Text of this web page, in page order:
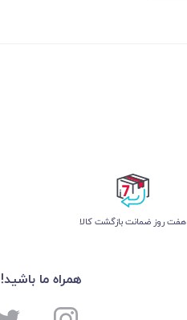
هفت روز ضمانت بازگشت کالا
همراه ما باشید!